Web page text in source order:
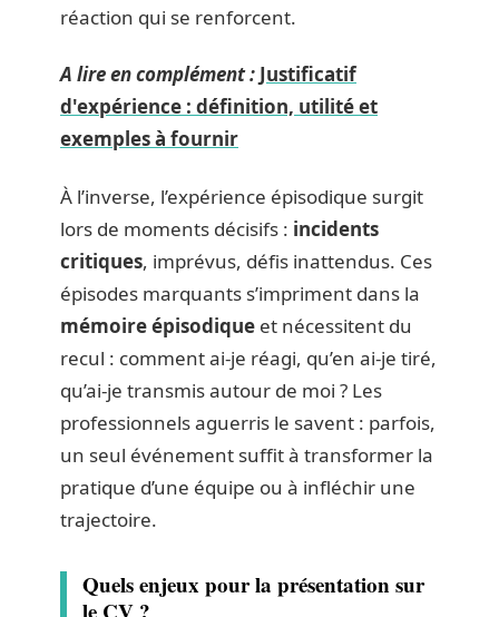
réaction qui se renforcent.
A lire en complément : Justificatif
d'expérience : définition, utilité et
exemples à fournir
À l’inverse, l’expérience épisodique surgit
lors de moments décisifs : incidents
critiques, imprévus, défis inattendus. Ces
épisodes marquants s’impriment dans la
mémoire épisodique et nécessitent du
recul : comment ai-je réagi, qu’en ai-je tiré,
qu’ai-je transmis autour de moi ? Les
professionnels aguerris le savent : parfois,
un seul événement suffit à transformer la
pratique d’une équipe ou à infléchir une
trajectoire.
Quels enjeux pour la présentation sur
le CV ?